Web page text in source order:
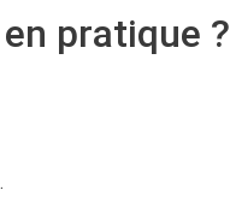
pratique ?